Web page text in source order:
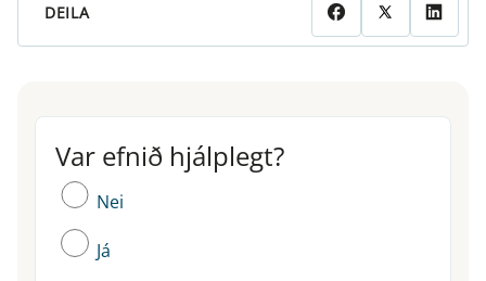
DEILA
Var efnið hjálplegt?
Var efnið hjálplegt?
Nei
Já